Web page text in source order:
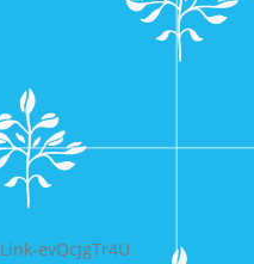
Link-evQcJgTr4U